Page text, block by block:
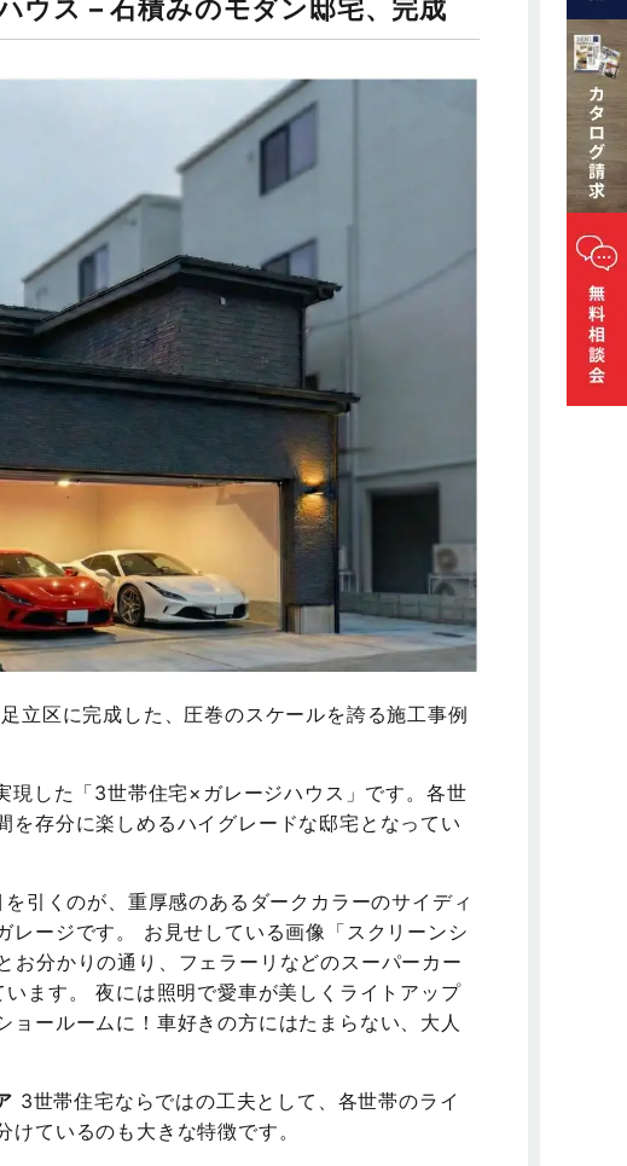
ウス – 石積みのモダン邸宅、完成
立区に完成した、圧巻のスケールを誇る施工事例
した「3世帯住宅×ガレージハウス」です。各世
存分に楽しめるハイグレードな邸宅となってい
を引くのが、重厚感のあるダークカラーのサイディ
レージです。 お見せしている画像「スクリーンシ
分かりの通り、フェラーリなどのスーパーカー
ます。 夜には照明で愛車が美しくライトアップ
ールームに！車好きの方にはたまらない、大人
3世帯住宅ならではの工夫として、各世帯のライ
ているのも大きな特徴です。